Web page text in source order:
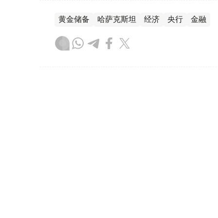
黄金储备 哈萨克斯坦 经济 央行 金融